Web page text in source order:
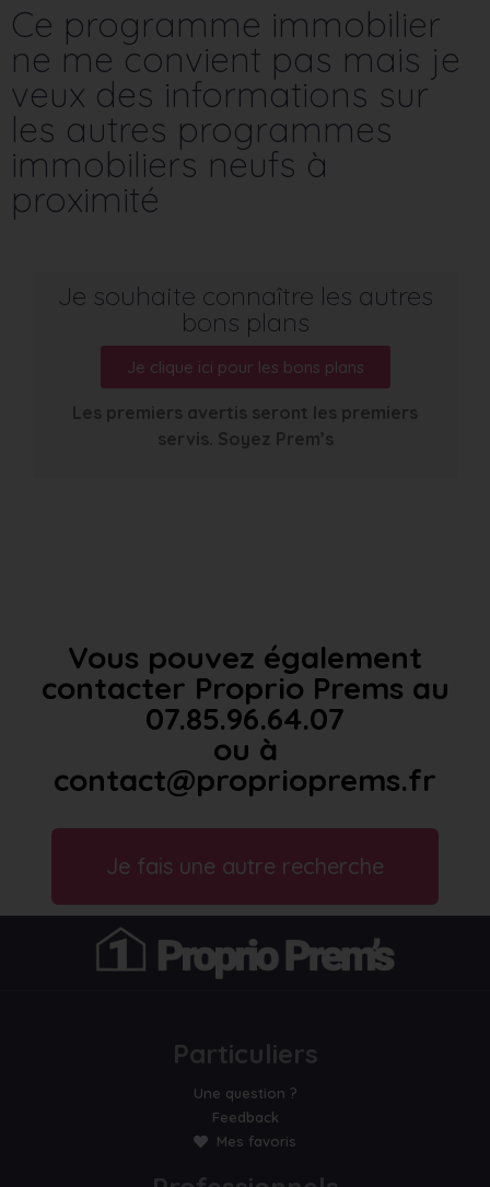
Ce programme immobilier
ne me convient pas mais je
veux des informations sur
les autres programmes
immobiliers neufs à
proximité
Je souhaite connaître les autres
bons plans
Je clique ici pour les bons plans
Les premiers avertis seront les premiers
servis. Soyez Prem’s
Vous pouvez également
contacter Proprio Prems au
07.85.96.64.07
ou à
contact@proprioprems.fr
Je fais une autre recherche
Particuliers
Une question ?
Feedback
Mes favoris